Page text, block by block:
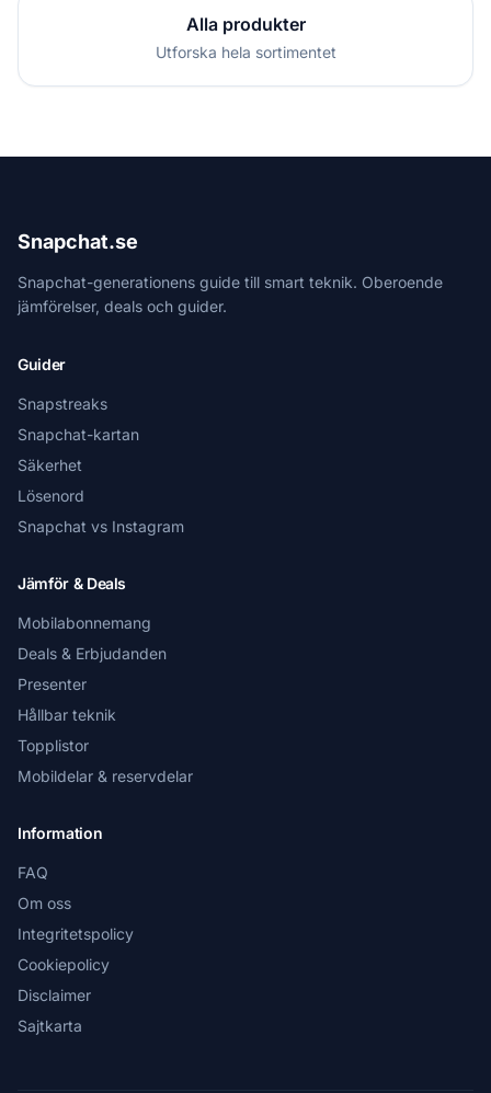
Alla produkter
Utforska hela sortimentet
Snapchat.se
Snapchat-generationens guide till smart teknik. Oberoende
jämförelser, deals och guider.
Guider
Snapstreaks
Snapchat-kartan
Säkerhet
Lösenord
Snapchat vs Instagram
Jämför & Deals
Mobilabonnemang
Deals & Erbjudanden
Presenter
Hållbar teknik
Topplistor
Mobildelar & reservdelar
Information
FAQ
Om oss
Integritetspolicy
Cookiepolicy
Disclaimer
Sajtkarta